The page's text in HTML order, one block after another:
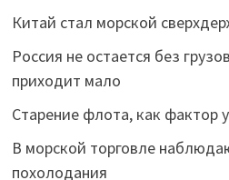
Китай стал морской
Россия не остается без
приходит мало
Старение флота, как фактор
В морской торговле
похолодания